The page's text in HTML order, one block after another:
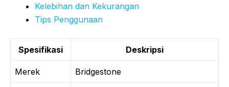
Kelebihan dan Kekurangan
Tips Penggunaan
Spesifikasi Deskripsi
Merek Bridgestone